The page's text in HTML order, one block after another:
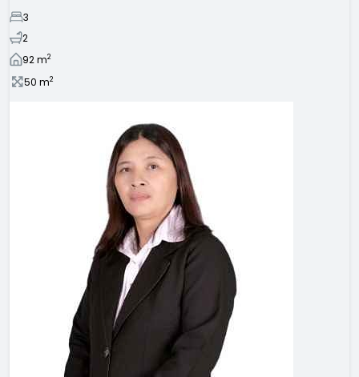
3
2
92m2
50 m2